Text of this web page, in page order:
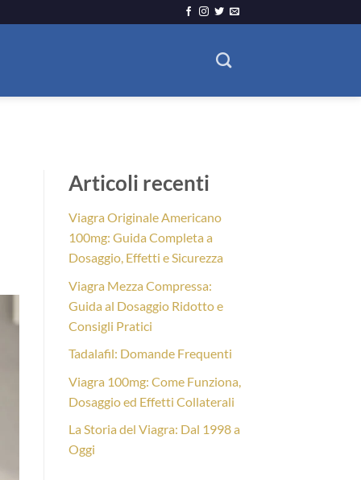
Articoli recenti
Viagra Originale Americano
100mg: Guida Completa a
Dosaggio, Effetti e Sicurezza
Viagra Mezza Compressa:
Guida al Dosaggio Ridotto e
Consigli Pratici
Tadalafil: Domande Frequenti
Viagra 100mg: Come Funziona,
Dosaggio ed Effetti Collaterali
La Storia del Viagra: Dal 1998 a
Oggi